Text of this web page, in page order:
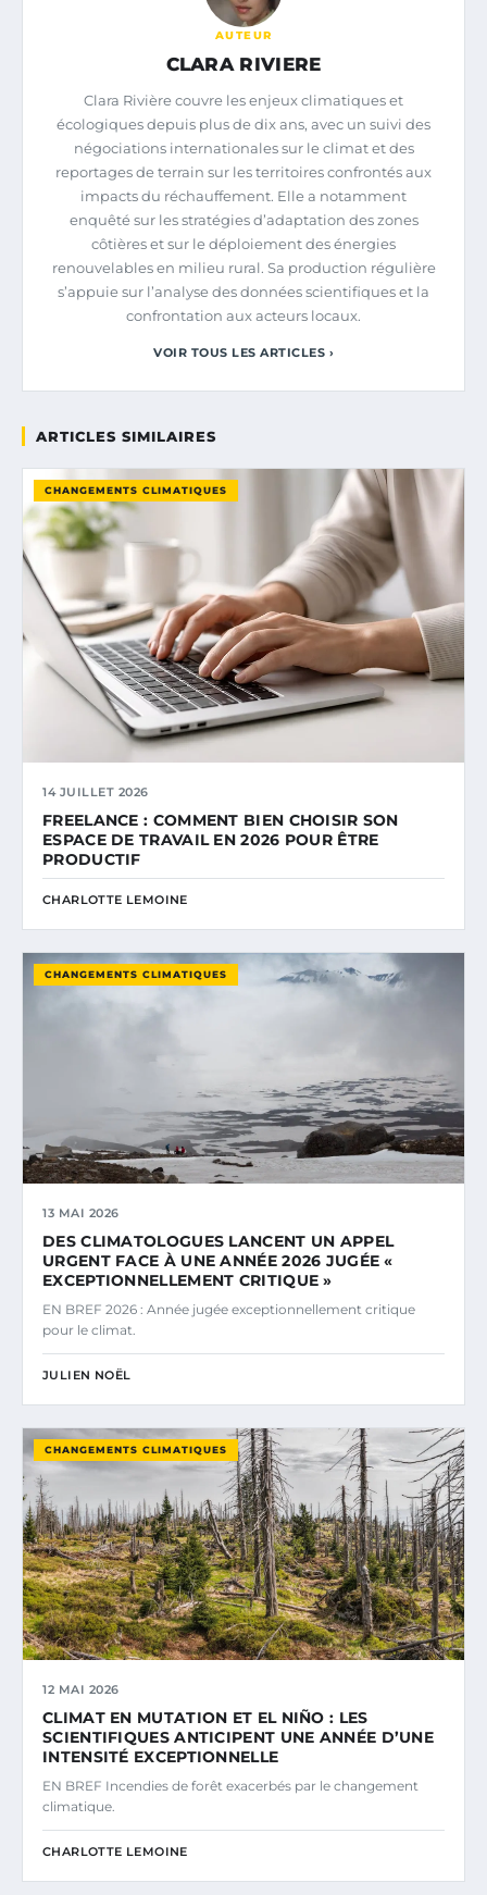
AUTEUR
CLARA RIVIERE
Clara Rivière couvre les enjeux climatiques et
écologiques depuis plus de dix ans, avec un suivi des
négociations internationales sur le climat et des
reportages de terrain sur les territoires confrontés aux
impacts du réchauffement. Elle a notamment
enquêté sur les stratégies d’adaptation des zones
côtières et sur le déploiement des énergies
renouvelables en milieu rural. Sa production régulière
s’appuie sur l’analyse des données scientifiques et la
confrontation aux acteurs locaux.
VOIR TOUS LES ARTICLES ›
ARTICLES SIMILAIRES
CHANGEMENTS CLIMATIQUES
14 JUILLET 2026
FREELANCE : COMMENT BIEN CHOISIR SON
ESPACE DE TRAVAIL EN 2026 POUR ÊTRE
PRODUCTIF
CHARLOTTE LEMOINE
CHANGEMENTS CLIMATIQUES
13 MAI 2026
DES CLIMATOLOGUES LANCENT UN APPEL
URGENT FACE À UNE ANNÉE 2026 JUGÉE «
EXCEPTIONNELLEMENT CRITIQUE »
EN BREF 2026 : Année jugée exceptionnellement critique
pour le climat.
JULIEN NOËL
CHANGEMENTS CLIMATIQUES
12 MAI 2026
CLIMAT EN MUTATION ET EL NIÑO : LES
SCIENTIFIQUES ANTICIPENT UNE ANNÉE D’UNE
INTENSITÉ EXCEPTIONNELLE
EN BREF Incendies de forêt exacerbés par le changement
climatique.
CHARLOTTE LEMOINE